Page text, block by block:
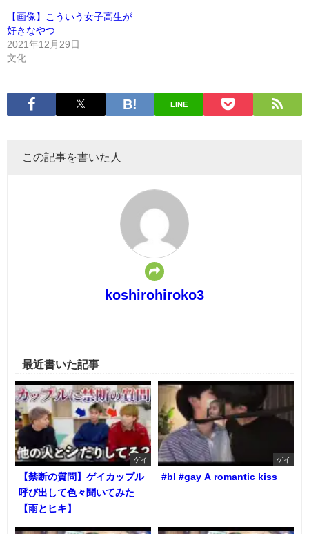
【画像】こういう女子高生が
好きなやつ
2021年12月29日
文化
LINE
この記事を書いた人
koshirohiroko3
最近書いた記事
ゲイ
【禁断の質問】ゲイカップル
呼び出して色々聞いてみた
【雨とヒキ】
ゲイ
#bl #gay A romantic kiss